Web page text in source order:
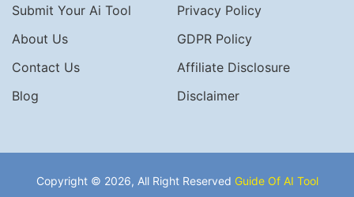
Submit Your Ai Tool
Privacy Policy
About Us
GDPR Policy
Contact Us
Affiliate Disclosure
Blog
Disclaimer
Copyright © 2026, All Right Reserved Guide Of AI Tool